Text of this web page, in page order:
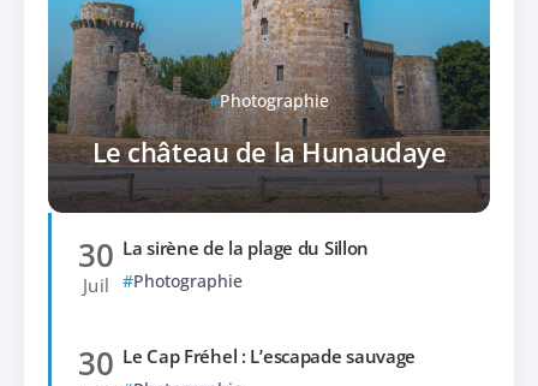
Photographie
Le château de la Hunaudaye
30
Juil
La sirène de la plage du Sillon
Photographie
30 Le Cap Fréhel : L’escapade sauvage